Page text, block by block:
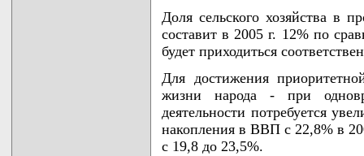
Доля сельского хозяйства в
составит в 2005 г. 12% по
будет приходиться
Для достижения
жизни народа - при
деятельности потребуется
накопления в ВВП с 22,8% в
с 19,8 до 23,5%.